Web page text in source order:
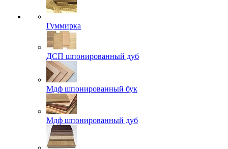
Гуммирка
ДСП шпонированный дуб
Мдф шпонированный бук
Мдф шпонированный дуб